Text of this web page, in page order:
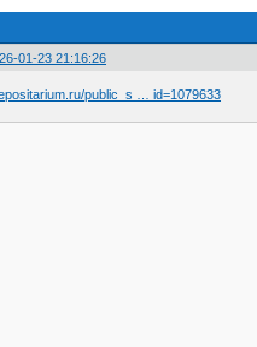
01-23 21:16:26
public_s … id=1079633